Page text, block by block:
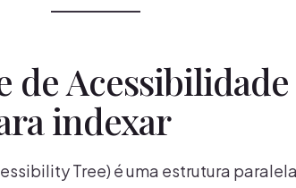
de
indexar
Tree) é uma estrutura